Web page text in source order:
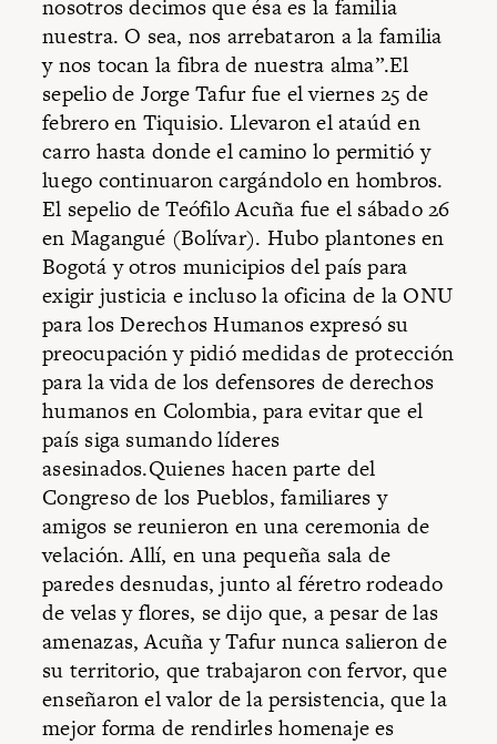
nosotros decimos que ésa es la familia
nuestra. O sea, nos arrebataron a la familia
y nos tocan la fibra de nuestra alma”.El
sepelio de Jorge Tafur fue el viernes 25 de
febrero en Tiquisio. Llevaron el ataúd en
carro hasta donde el camino lo permitió y
luego continuaron cargándolo en hombros.
El sepelio de Teófilo Acuña fue el sábado 26
en Magangué (Bolívar). Hubo plantones en
Bogotá y otros municipios del país para
exigir justicia e incluso la oficina de la ONU
para los Derechos Humanos expresó su
preocupación y pidió medidas de protección
para la vida de los defensores de derechos
humanos en Colombia, para evitar que el
país siga sumando líderes
asesinados.Quienes hacen parte del
Congreso de los Pueblos, familiares y
amigos se reunieron en una ceremonia de
velación. Allí, en una pequeña sala de
paredes desnudas, junto al féretro rodeado
de velas y flores, se dijo que, a pesar de las
amenazas, Acuña y Tafur nunca salieron de
su territorio, que trabajaron con fervor, que
enseñaron el valor de la persistencia, que la
mejor forma de rendirles homenaje es